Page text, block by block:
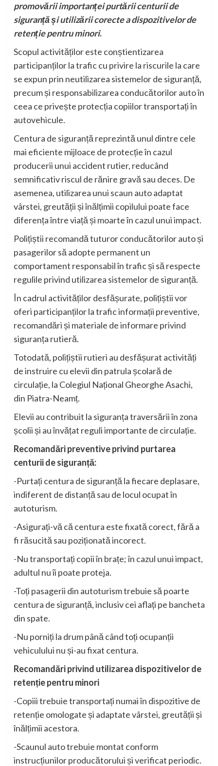
promovării importanței purtării centurii de
siguranță și utilizării corecte a dispozitivelor de
retenție pentru minori.
Scopul activităților este conștientizarea
participanților la trafic cu privire la riscurile la care
se expun prin neutilizarea sistemelor de siguranță,
precum și responsabilizarea conducătorilor auto în
ceea ce privește protecția copiilor transportați în
autovehicule.
Centura de siguranță reprezintă unul dintre cele
mai eficiente mijloace de protecție în cazul
producerii unui accident rutier, reducând
semnificativ riscul de rănire gravă sau deces. De
asemenea, utilizarea unui scaun auto adaptat
vârstei, greutății și înălțimii copilului poate face
diferența între viață și moarte în cazul unui impact.
Polițiștii recomandă tuturor conducătorilor auto și
pasagerilor să adopte permanent un
comportament responsabil în trafic și să respecte
regulile privind utilizarea sistemelor de siguranță.
În cadrul activităților desfășurate, polițiștii vor
oferi participanților la trafic informații preventive,
recomandări și materiale de informare privind
siguranța rutieră.
Totodată, polițiștii rutieri au desfășurat activități
de instruire cu elevii din patrula școlară de
circulație, la Colegiul Național Gheorghe Asachi,
din Piatra-Neamț.
Elevii au contribuit la siguranța traversării în zona
școlii și au învățat reguli importante de circulație.
Recomandări preventive privind purtarea
centurii de siguranță:
-Purtați centura de siguranță la fiecare deplasare,
indiferent de distanță sau de locul ocupat în
autoturism.
-Asigurați-vă că centura este fixată corect, fără a
fi răsucită sau poziționată incorect.
-Nu transportați copii în brațe; în cazul unui impact,
adultul nu îi poate proteja.
-Toți pasagerii din autoturism trebuie să poarte
centura de siguranță, inclusiv cei aflați pe bancheta
din spate.
-Nu porniți la drum până când toți ocupanții
vehiculului nu și-au fixat centura.
Recomandări privind utilizarea dispozitivelor de
retenție pentru minori
-Copiii trebuie transportați numai în dispozitive de
retenție omologate și adaptate vârstei, greutății și
înălțimii acestora.
-Scaunul auto trebuie montat conform
instrucțiunilor producătorului și verificat periodic.